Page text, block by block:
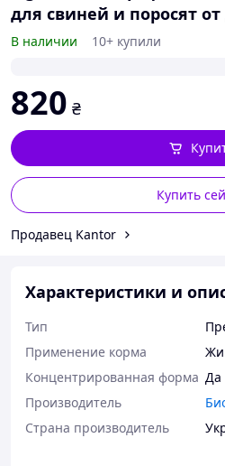
для свиней и поросят
В наличии 10+ купили
820 ₴
Купить
Продавец Kantor
Характеристики и
Тип
Применение корма
Концентрированная форма Да
Производитель
Страна производитель